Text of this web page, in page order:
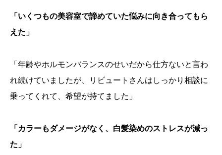
「いくつもの美容室で諦めていた悩みに向き合ってもら
えた」
「年齢やホルモンバランスのせいだから仕方ないと言わ
れ続けていましたが、リビュートさんはしっかり相談に
乗ってくれて、希望が持てました」
「カラーもダメージがなく、白髪染めのストレスが減っ
た」